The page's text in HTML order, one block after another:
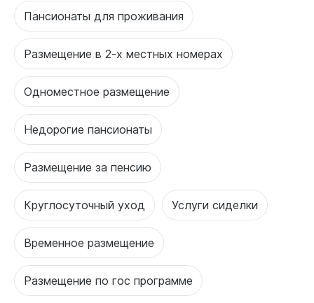
Пансионаты для проживания
Размещение в 2-х местных номерах
Одноместное размещение
Недорогие пансионаты
Размещение за пенсию
Круглосуточный уход Услуги сиделки
Временное размещение
Размещение по гос программе